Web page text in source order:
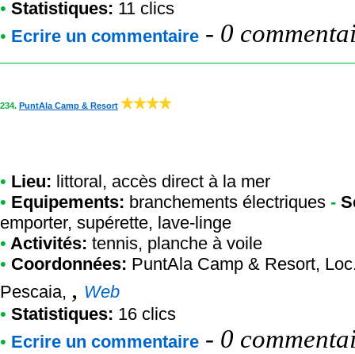
• Statistiques: 11 clics
• Ecrire un commentaire - 0
234. PuntAla Camp & Resort
• Lieu: littoral, accès direct à la mer
• Equipements: branchements électriques -
emporter, supérette, lave-linge
• Activités: tennis, planche à voile
• Coordonnées: PuntAla Camp & Resort,
Pescaia, , Web
• Statistiques: 16 clics
• Ecrire un commentaire - 0